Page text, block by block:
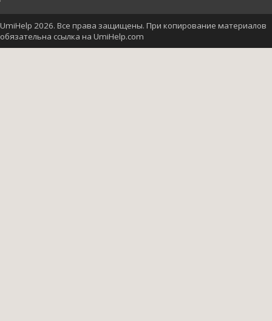
UmiHelp 2026. Все права защищены. При копирование материалов
обязательна ссылка на UmiHelp.com